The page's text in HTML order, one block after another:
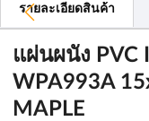
รายละเอียดสินค้า
แผ่นผนัง PVC
WPA993A
MAPLE